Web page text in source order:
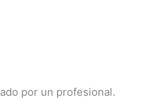
por un profesional.